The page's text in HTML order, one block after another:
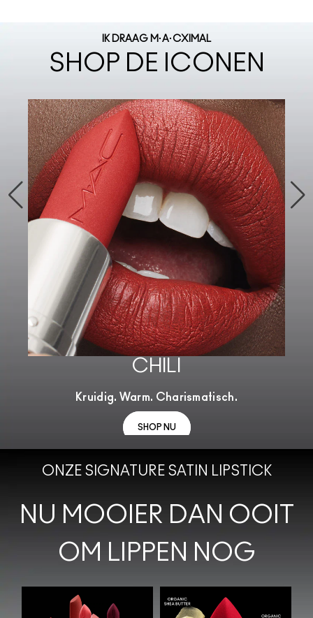
IK DRAAG M·A·CXIMAL
SHOP DE ICONEN
CHILI
Kruidig. Warm. Charismatisch.
SHOP NU
ONZE SIGNATURE SATIN LIPSTICK
NU MOOIER DAN OOIT
OM LIPPEN NOG